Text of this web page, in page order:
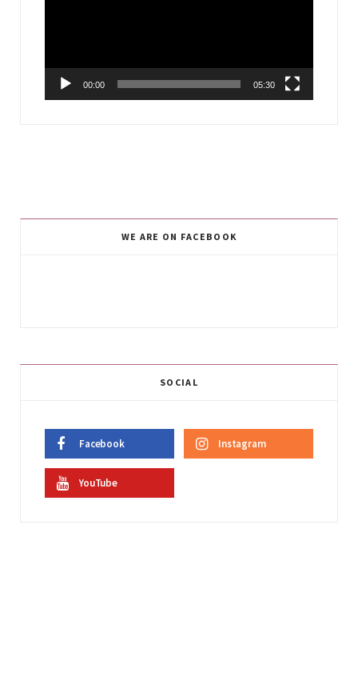
00:00 05:30
WE ARE ON FACEBOOK
SOCIAL
Facebook Instagram
YouTube